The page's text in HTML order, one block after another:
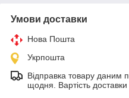
Умови доставки
Нова Пошта
Укрпошта
Відправка товару даним
щодня. Вартість